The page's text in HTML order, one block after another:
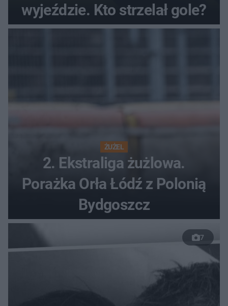
wyjeździe. Kto strzelał gole?
ŻUŻEL
2. Ekstraliga żużlowa.
Porażka Orła Łódź z Polonią
Bydgoszcz
7